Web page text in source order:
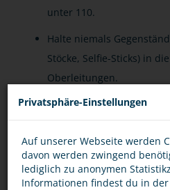
unter 110.
Halte niemals
Stöcke, Selfie-Sticks) in
Oberleitungen.
Lasse niemals Drohnen
Privatsphäre-Einstellungen
Auf unserer Webseite werden
davon werden zwingend
lediglich zu anonymen
Informationen findest du in der